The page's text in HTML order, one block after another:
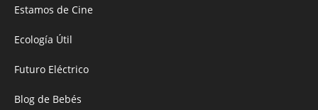
Estamos de Cine
Ecología Útil
Futuro Eléctrico
Blog de Bebés